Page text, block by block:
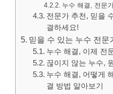
누수 해결, 전문
전문가 추천, 믿을
결하세요!
믿을 수 있는 누수 전
누수 해결, 이제 전
끊이지 않는 누수,
누수 해결, 어떻게
결 방법 알아보기